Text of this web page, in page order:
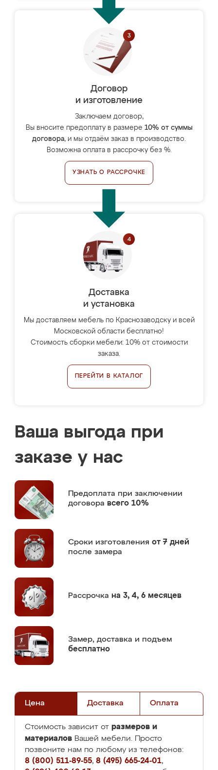
Договор
и изготовление
Заключаем договор,
Вы вносите предоплату в размере 10% от суммы
договора, и мы отдаём заказ в производство.
Возможна оплата в рассрочку без %.
УЗНАТЬ О РАССРОЧКЕ
Доставка
и установка
Мы доставляем мебель по Краснозаводску и всей
Московской области бесплатно!
Стоимость сборки мебели: 10% от стоимости
заказа.
ПЕРЕЙТИ В КАТАЛОГ
Ваша выгода при
заказе у нас
Предоплата при заключении
договора всего 10%
Сроки изготовления от 7 дней
после замера
Рассрочка на 3, 4, 6 месяцев
Замер, доставка и подъем
бесплатно
Цена Доставка Оплата
Стоимость зависит от размеров и
материалов Вашей мебели. Просто
позвоните нам по любому из телефонов:
8 (800) 511-89-55, 8 (495) 665-24-01,